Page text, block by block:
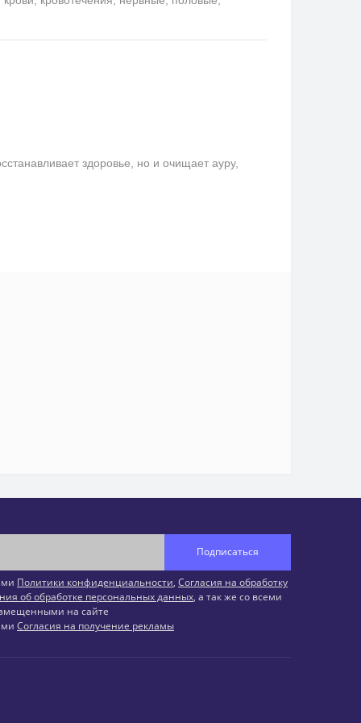
здоровье, но и очищает ауру,
Подписаться
Политики конфиденциальности, Согласия на обработку
об обработке персональных данных, а так же со всеми
на сайте
Согласия на получение рекламы